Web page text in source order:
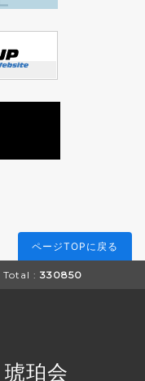
ページTOPに戻る
Total : 330850
珀会